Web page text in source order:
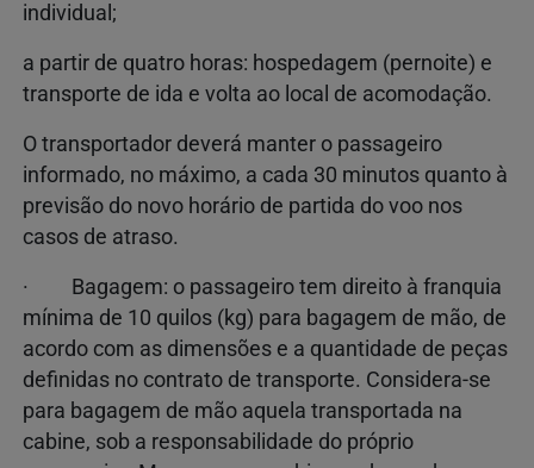
individual;
a partir de quatro horas: hospedagem (pernoite) e
transporte de ida e volta ao local de acomodação.
O transportador deverá manter o passageiro
informado, no máximo, a cada 30 minutos quanto à
previsão do novo horário de partida do voo nos
casos de atraso.
· Bagagem: o passageiro tem direito à franquia
mínima de 10 quilos (kg) para bagagem de mão, de
acordo com as dimensões e a quantidade de peças
definidas no contrato de transporte. Considera-se
para bagagem de mão aquela transportada na
cabine, sob a responsabilidade do próprio